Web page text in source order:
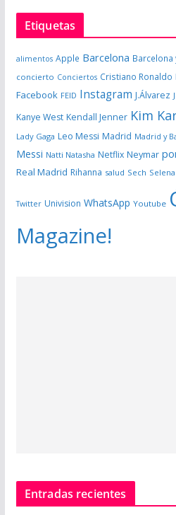
Etiquetas
alimentos Apple Barcelona Barcelona
concierto Conciertos Cristiano Ronaldo
Facebook FEID Instagram J.Álvarez
Kanye West Kendall Jenner Kim
Lady Gaga Leo Messi Madrid Madrid y
Messi Natti Natasha Netflix Neymar
Real Madrid Rihanna salud Sech
Twitter Univision WhatsApp Youtube
Magazine!
Entradas recientes